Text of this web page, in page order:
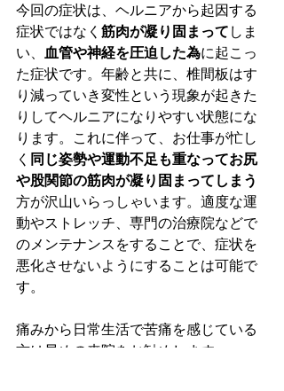
今回の症状は、ヘルニアから起因する
症状ではなく 筋肉が凝り固まって しま
い、 血管や神経を圧迫した為に起こっ
た症状です。年齢と共に、椎間板はす
り減っていき変性という現象が起きた
りしてヘルニアになりやすい状態にな
ります。これに伴って、お仕事が忙し
く 同じ姿勢や運動不足も重なってお尻
や股関節の筋肉が凝り固まってしまう
方が沢山いらっしゃいます。適度な運
動やストレッチ、専門の治療院などで
のメンテナンスをすることで、症状を
悪化させないようにすることは可能で
す。
痛みから日常生活で苦痛を感じている
方は早めの来院をお勧めします。